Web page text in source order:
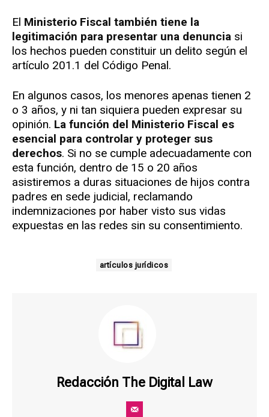
El Ministerio Fiscal también tiene la
legitimación para presentar una denuncia si
los hechos pueden constituir un delito según el
artículo 201.1 del Código Penal.
En algunos casos, los menores apenas tienen 2
o 3 años, y ni tan siquiera pueden expresar su
opinión. La función del Ministerio Fiscal es
esencial para controlar y proteger sus
derechos. Si no se cumple adecuadamente con
esta función, dentro de 15 o 20 años
asistiremos a duras situaciones de hijos contra
padres en sede judicial, reclamando
indemnizaciones por haber visto sus vidas
expuestas en las redes sin su consentimiento.
artículos jurídicos
Redacción The Digital Law